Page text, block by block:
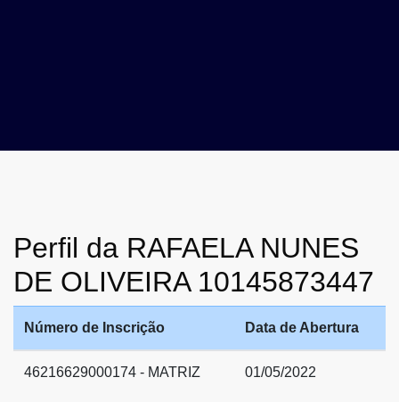
Perfil da RAFAELA NUNES
DE OLIVEIRA 10145873447
Número de Inscrição Data de Abertura
46216629000174 - MATRIZ 01/05/2022